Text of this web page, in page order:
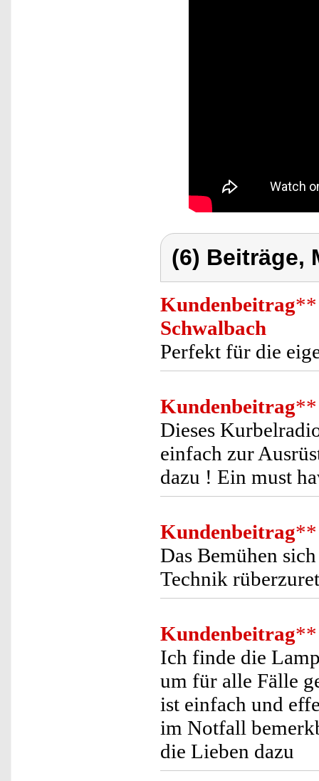
(6) Beiträge,
Kundenbeitrag**
Schwalbach
Perfekt für die
Kundenbeitrag**
Dieses
einfach zur
dazu ! Ein must
Kundenbeitrag**
Das Bemühen
Technik
Kundenbeitrag**
Ich finde die
um für alle Fälle
ist einfach und
im Notfall
die Lieben dazu